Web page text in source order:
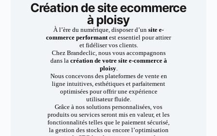
Création de site ecommerce
à ploisy
À l’ère du numérique, disposer d’un site e-
commerce performantest essentiel pour attirer
et fidéliser vos clients.
Chez Brandeclic, nous vous accompagnons
dans la création de votre site e-commerce à
ploisy.
Nous concevons des plateformes de vente en
ligne intuitives, esthétiques et parfaitement
optimisées pour offrir une expérience
utilisateur fluide.
Grâce à nos solutions personnalisées, vos
produits ou services seront mis en valeur, et les
fonctionnalités telles que le paiement sécurisé,
la gestion des stocks ou encore l’optimisation